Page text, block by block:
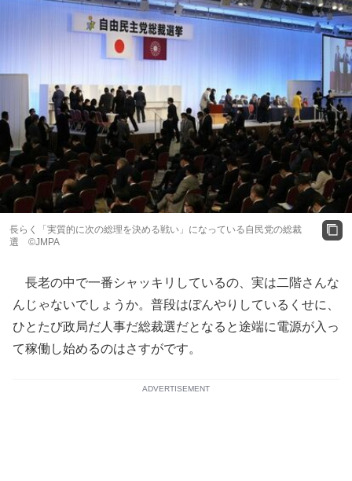
長らく「実質的に次の総理を決める戦い」になっている自民党の総裁
選 ©JMPA
長老の中で一番シャッキリしているの、実は二階さんな
んじゃないでしょうか。普段はぼんやりしているくせに、
ひとたび政局だ人事だ総裁選だとなると途端に電源が入っ
て稼働し始めるのはさすがです。
ADVERTISEMENT